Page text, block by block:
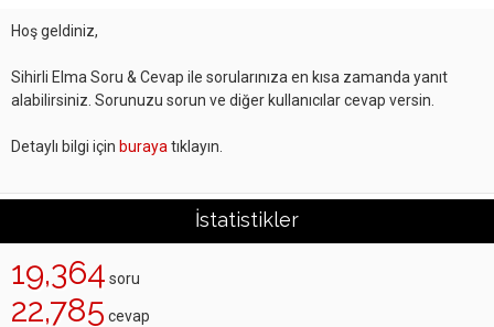
Hoş geldiniz,
Sihirli Elma Soru & Cevap ile sorularınıza en kısa zamanda yanıt
alabilirsiniz. Sorunuzu sorun ve diğer kullanıcılar cevap versin.
Detaylı bilgi için buraya tıklayın.
İstatistikler
19,364 soru
22,785 cevap